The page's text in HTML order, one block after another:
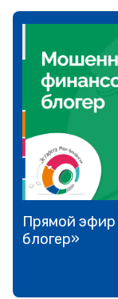
Прямой
блогер»